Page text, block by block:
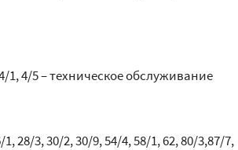
1, 4/5 – техническое обслуживание
28/3, 30/2, 30/9, 54/4, 58/1, 62, 80/3,87/7,